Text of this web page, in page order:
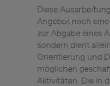
Diese
Angebot noch
zur Abgabe eines
sondern dient
Orientierung und
möglichen
Aktivitäten. Die in